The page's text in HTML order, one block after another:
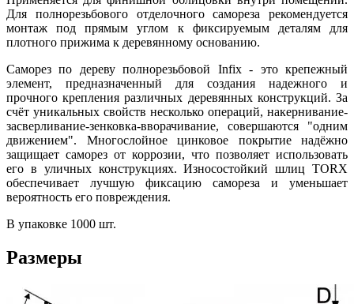
Для полнорезьбового отделочного самореза рекомендуется
монтаж под прямым углом к фиксируемым деталям для
плотного прижима к деревянному основанию.
Саморез по дереву полнорезьбовой Infix - это крепежный
элемент, предназначенный для создания надежного и
прочного крепления различных деревянных конструкций. За
счёт уникальных свойств несколько операций, накернивание-
засверливание-зенковка-вворачивание, совершаются "одним
движением". Многослойное цинковое покрытие надёжно
защищает саморез от коррозии, что позволяет использовать
его в уличных конструкциях. Износостойкий шлиц TORX
обеспечивает лучшую фиксацию самореза и уменьшает
вероятность его повреждения.
В упаковке 1000 шт.
Размеры